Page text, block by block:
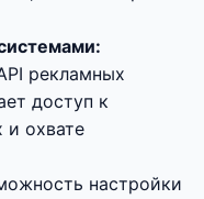
рекламных
доступ к
и охвате
настройки